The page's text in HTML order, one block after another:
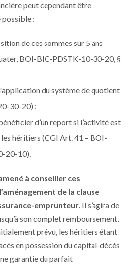
peut cependant être
possible :
de ces sommes sur 5 ans
BOI-BIC-PDSTK-10-30-20, §
du système de quotient
30-20) ;
d’un report si l’activité est
héritiers (CGI Art. 41 – BOI-
20-10).
à conseiller ces
de la clause
emprunteur. Il s’agira de
son complet remboursement,
prévu, les héritiers étant
en possession du capital-décès
garantie du parfait